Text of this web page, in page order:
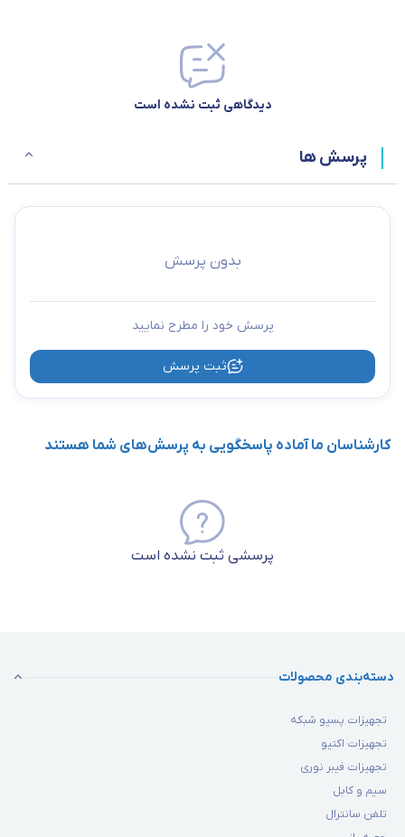
دیدگاهی ثبت نشده است
پرسش ها
بدون پرسش
پرسش خود را مطرح نمایید
ثبت پرسش
کارشناسان ما آماده پاسخگویی به پرسش‌های شما هستند
پرسشی ثبت نشده است
دسته‌بندی محصولات
تجهیزات پسیو شبکه
تجهیزات اکتیو
تجهیزات فیبر نوری
سیم و کابل
تلفن سانترال